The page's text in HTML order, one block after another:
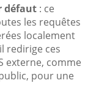
défaut : ce
les requêtes
localement
redirige ces
externe, comme
pour une